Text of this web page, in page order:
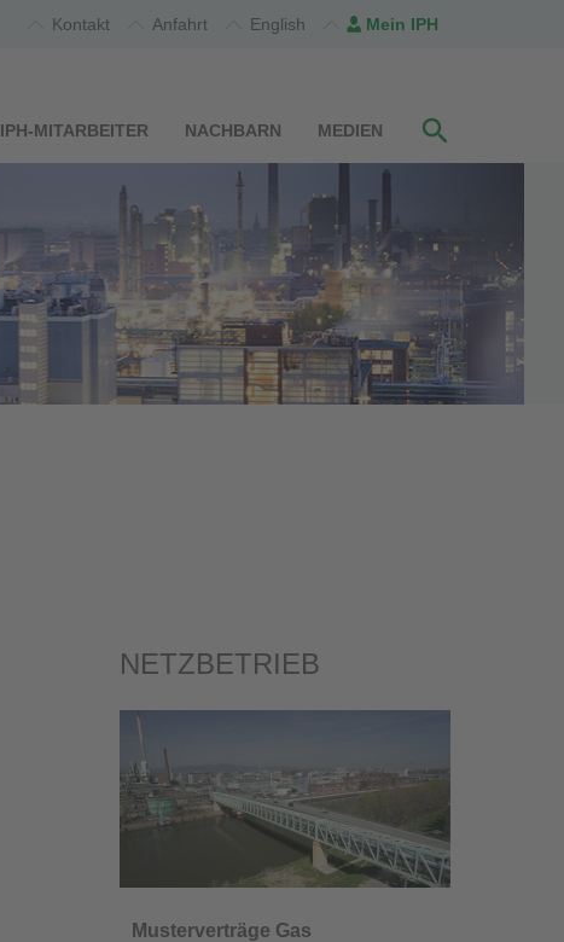
Kontakt Anfahrt English Mein IPH
IPH-MITARBEITER NACHBARN MEDIEN
NETZBETRIEB
Musterverträge Gas